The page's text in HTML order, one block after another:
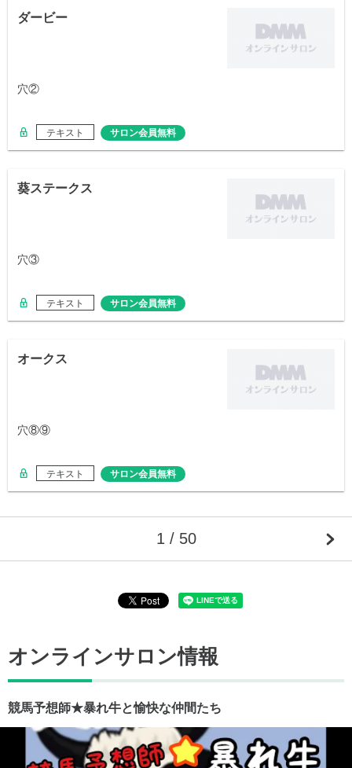
ダービー
穴②
テキスト サロン会員無料
葵ステークス
穴③
テキスト サロン会員無料
オークス
穴⑧⑨
テキスト サロン会員無料
1 / 50
オンラインサロン情報
競馬予想師★暴れ牛と愉快な仲間たち